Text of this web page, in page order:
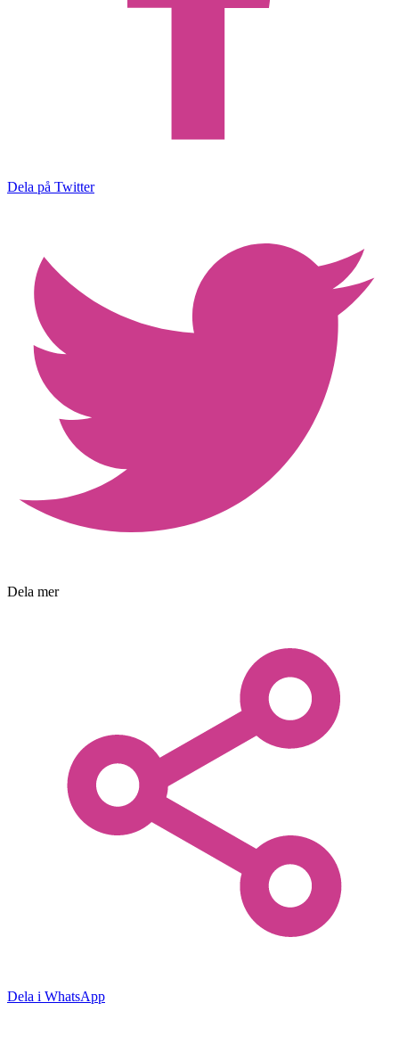
Dela på Twitter
Dela mer
Dela i WhatsApp